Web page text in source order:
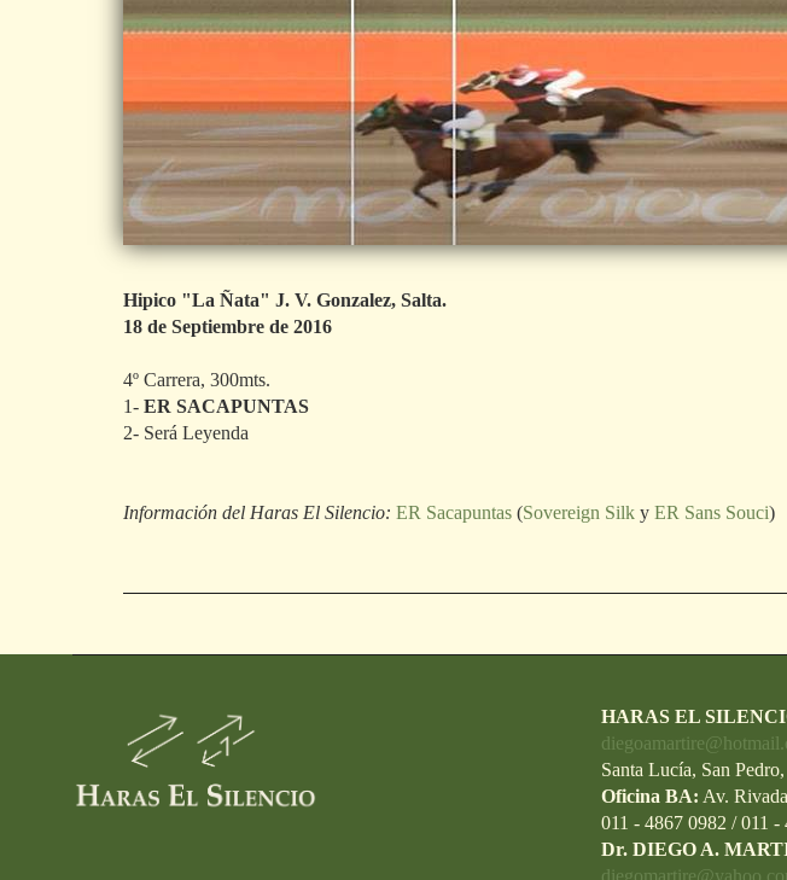
Hipico "La Ñata" J. V. Gonzalez, Salta.
18 de Septiembre de 2016
4º Carrera, 300mts.
1- ER SACAPUNTAS
2- Será Leyenda
Información del Haras El Silencio: ER Sacapuntas (Sovereign Silk y ER Sans Souci)
HARAS EL
Santa Lucía, San
Oficina BA: Av.
011 - 4867 0982 / 011 -
Dr. DIEGO A.